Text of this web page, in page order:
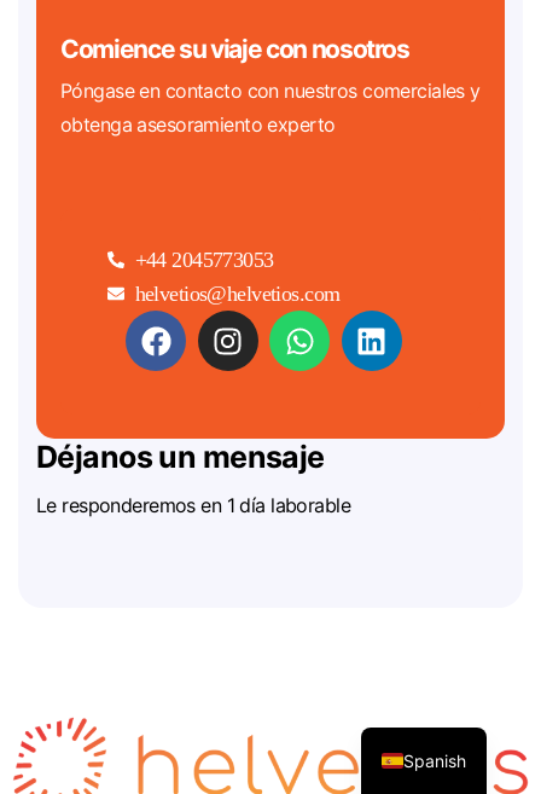
Comience su viaje con nosotros
Póngase en contacto con nuestros comerciales y
obtenga asesoramiento experto
+44 2045773053
helvetios@helvetios.com
Déjanos un mensaje
Le responderemos en 1 día laborable
Spanish